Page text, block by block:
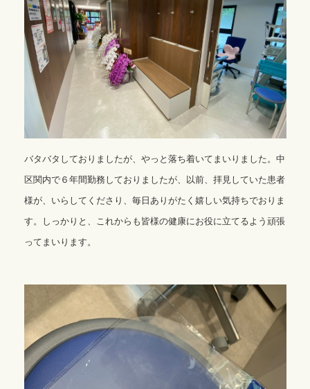
バタバタしておりましたが、やっと落ち着いてまいりました。中
区関内で６年間勤務しておりましたが、以前、拝見していた患者
様が、いらしてくださり、毎日ありがたく嬉しい気持ちでおりま
す。しっかりと、これからも皆様の健康にお役に立てるよう頑張
ってまいります。